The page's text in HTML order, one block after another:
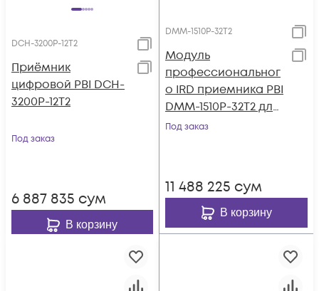
DCH-3200P-12Т2
Приёмник
цифровой PBI DCH-
3200P-12Т2
Под заказ
6 887 835 сум
В корзину
DMM-1510P-32T2
Модуль
профессиональног
о IRD приемника PBI
DMM-1510P-32T2 для
цифровой ГС PBI
Под заказ
11 488 225 сум
В корзину